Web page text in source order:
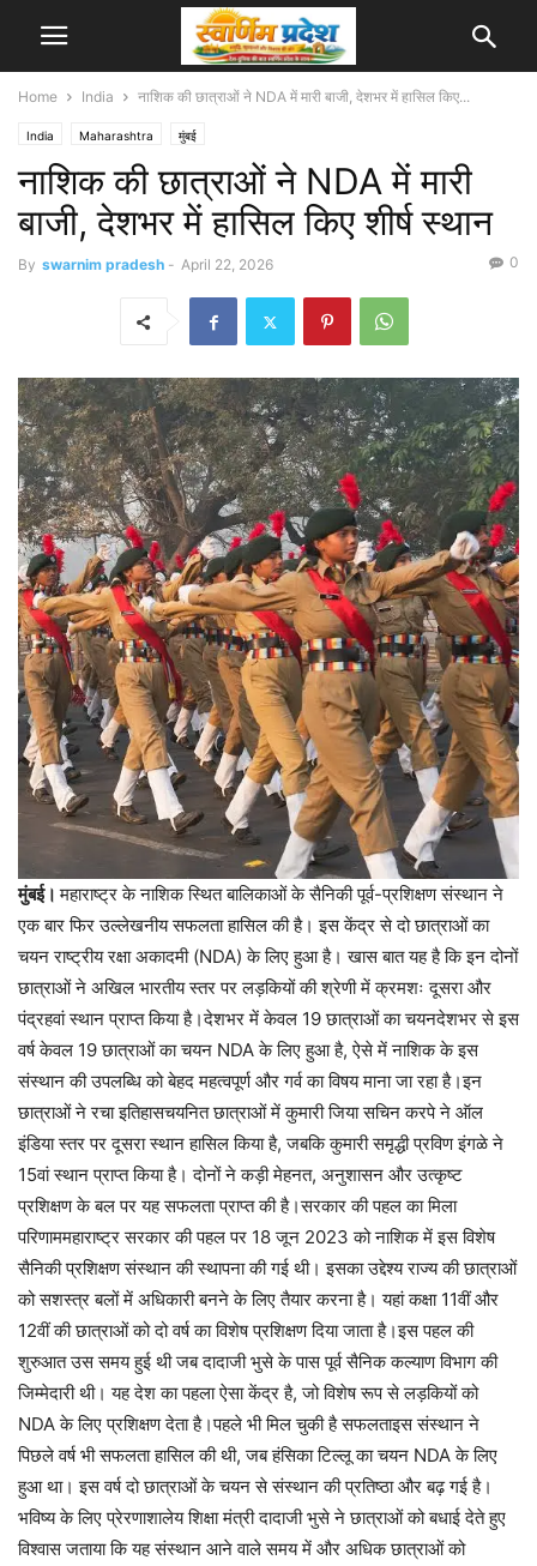
Home India नाशिक की छात्राओं ने NDA में मारी बाजी, देशभर में हासिल किए...
India Maharashtra मुंबई
नाशिक की छात्राओं ने NDA में मारी
बाजी, देशभर में हासिल किए शीर्ष स्थान
By swarnim pradesh - April 22, 2026 0
मुंबई।महाराष्ट्र के नाशिक स्थित बालिकाओं के सैनिकी पूर्व-प्रशिक्षण संस्थान ने
एक बार फिर उल्लेखनीय सफलता हासिल की है। इस केंद्र से दो छात्राओं का
चयन राष्ट्रीय रक्षा अकादमी (NDA) के लिए हुआ है। खास बात यह है कि इन दोनों
छात्राओं ने अखिल भारतीय स्तर पर लड़कियों की श्रेणी में क्रमशः दूसरा और
पंद्रहवां स्थान प्राप्त किया है।देशभर में केवल 19 छात्राओं का चयनदेशभर से इस
वर्ष केवल 19 छात्राओं का चयन NDA के लिए हुआ है, ऐसे में नाशिक के इस
संस्थान की उपलब्धि को बेहद महत्वपूर्ण और गर्व का विषय माना जा रहा है।इन
छात्राओं ने रचा इतिहासचयनित छात्राओं में कुमारी जिया सचिन करपे ने ऑल
इंडिया स्तर पर दूसरा स्थान हासिल किया है, जबकि कुमारी समृद्धी प्रविण इंगळे ने
15वां स्थान प्राप्त किया है। दोनों ने कड़ी मेहनत, अनुशासन और उत्कृष्ट
प्रशिक्षण के बल पर यह सफलता प्राप्त की है।सरकार की पहल का मिला
परिणाममहाराष्ट्र सरकार की पहल पर 18 जून 2023 को नाशिक में इस विशेष
सैनिकी प्रशिक्षण संस्थान की स्थापना की गई थी। इसका उद्देश्य राज्य की छात्राओं
को सशस्त्र बलों में अधिकारी बनने के लिए तैयार करना है। यहां कक्षा 11वीं और
12वीं की छात्राओं को दो वर्ष का विशेष प्रशिक्षण दिया जाता है।इस पहल की
शुरुआत उस समय हुई थी जब दादाजी भुसे के पास पूर्व सैनिक कल्याण विभाग की
जिम्मेदारी थी। यह देश का पहला ऐसा केंद्र है, जो विशेष रूप से लड़कियों को
NDA के लिए प्रशिक्षण देता है।पहले भी मिल चुकी है सफलताइस संस्थान ने
पिछले वर्ष भी सफलता हासिल की थी, जब हंसिका टिल्लू का चयन NDA के लिए
हुआ था। इस वर्ष दो छात्राओं के चयन से संस्थान की प्रतिष्ठा और बढ़ गई है।
भविष्य के लिए प्रेरणाशालेय शिक्षा मंत्री दादाजी भुसे ने छात्राओं को बधाई देते हुए
विश्वास जताया कि यह संस्थान आने वाले समय में और अधिक छात्राओं को